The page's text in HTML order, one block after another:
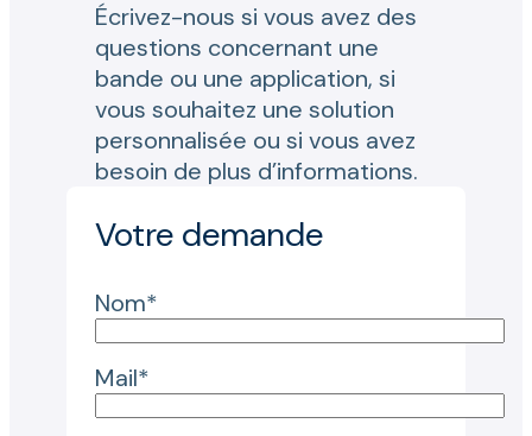
Écrivez-nous si vous avez des
questions concernant une
bande ou une application, si
vous souhaitez une solution
personnalisée ou si vous avez
besoin de plus d’informations.
Votre demande
Nom*
Mail*